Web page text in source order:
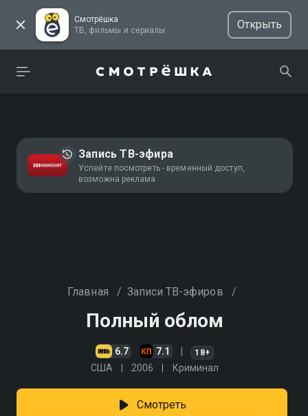
Смотрёшка
ТВ, фильмы и сериалы
Открыть
Запись ТВ-эфира
Успейте посмотреть - временный доступ,
возможна реклама
Главная / Записи ТВ-эфиров /
Полный облом
6.7 7.1 18+
США 2006 Криминал
Смотреть